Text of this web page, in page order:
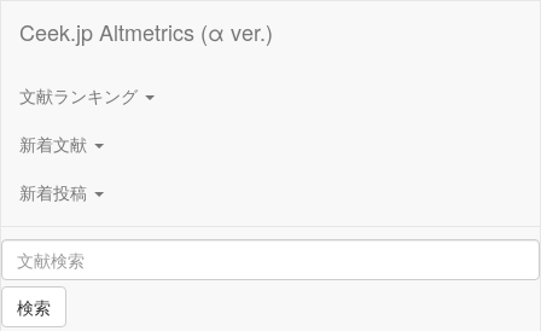
Ceek.jp Altmetrics (α ver.)
文献ランキング
新着文献
新着投稿
検索